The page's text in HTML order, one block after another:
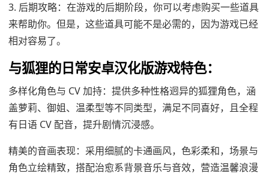
3. 后期攻略：在游戏的后期阶段，你可以考虑购买一些道具
来帮助你。但是，这些道具可能不是必需的，因为游戏已经
相对容易了。
与狐狸的日常安卓汉化版游戏特色：
多样化角色与 CV 加持：提供多种性格迥异的狐狸角色，涵
盖萝莉、御姐、温柔型等不同类型，满足不同喜好，且全程
有日语 CV 配音，提升剧情沉浸感。
精美的音画表现：采用细腻的卡通画风，色彩柔和，场景与
角色立绘精致，搭配治愈系背景音乐与音效，营造温馨浪漫